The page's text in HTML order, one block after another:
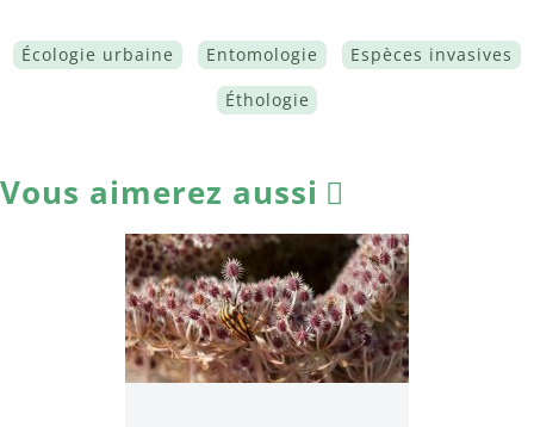
Écologie urbaine Entomologie Espèces invasives
Éthologie
Vous aimerez aussi